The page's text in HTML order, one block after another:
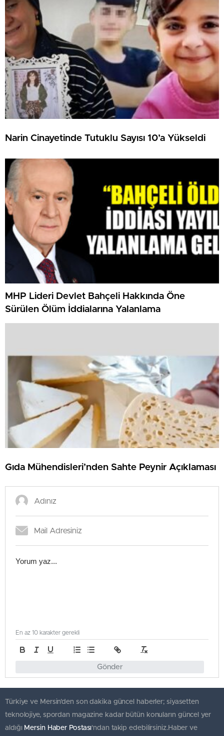
Narin Cinayetinde Tutuklu Sayısı 10’a Yükseldi
MHP Lideri Devlet Bahçeli Hakkında Öne
Sürülen Ölüm İddialarına Yalanlama
Gıda Mühendisleri’nden Sahte Peynir Açıklaması
Gönder
En az 10 karakter gerekli
Türkiye ve Mersin’den son dakika güncel haberler; siyasetten
teknolojiye, spordan magazine kadar bütün konuların güncel yer
aldığı Mersin Haber Postası'ndan takip edebilirsiniz.Haber ve